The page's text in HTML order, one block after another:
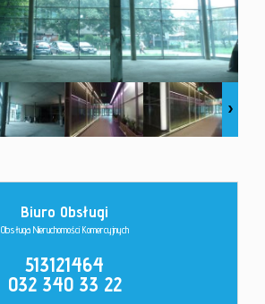
Kontakt
Biuro Obsługi
Obsługa Nieruchomości Komercyjnych
513121464
032 340 33 22